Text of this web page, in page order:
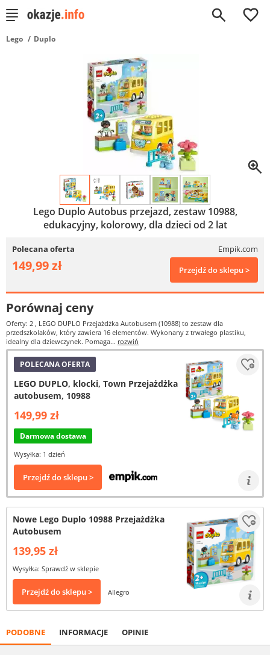
0
Lego Duplo
Lego Duplo Autobus przejazd, zestaw 10988,
edukacyjny, kolorowy, dla dzieci od 2 lat
Polecana oferta Empik.com
149,99 zł Przejdź do sklepu >
Porównaj ceny
Oferty: 2 , LEGO DUPLO Przejażdżka Autobusem (10988) to zestaw dla
przedszkolaków, który zawiera 16 elementów. Wykonany z trwałego plastiku,
idealny dla dziewczynek. Pomaga... rozwiń
POLECANA OFERTA
LEGO DUPLO, klocki, Town Przejażdżka
autobusem, 10988
149,99 zł
Darmowa dostawa
Wysyłka: 1 dzień
Przejdź do sklepu >
Nowe Lego Duplo 10988 Przejażdżka
Autobusem
139,95 zł
Wysyłka: Sprawdź w sklepie
Przejdź do sklepu > Allegro
PODOBNE INFORMACJE OPINIE